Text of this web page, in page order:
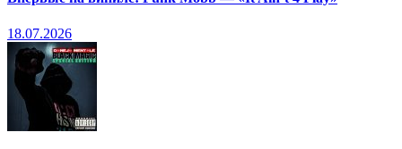
18.07.2026